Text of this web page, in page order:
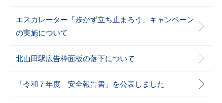
エスカレーター「歩かず立ち止まろう」キャンペーン
の実施について
北山田駅広告枠面板の落下について
「令和７年度 安全報告書」を公表しました